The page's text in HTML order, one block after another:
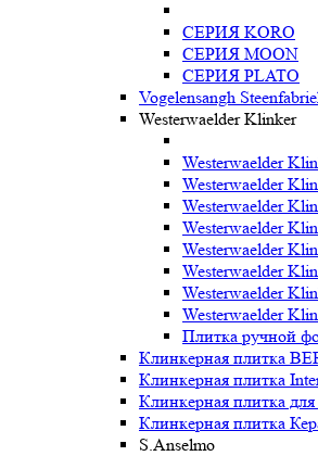
СЕРИЯ KORO
СЕРИЯ MOON
СЕРИЯ PLATO
Vogelensangh
Westerwaelder Klinker
Westerwaelder
Westerwaelder
Westerwaelder
Westerwaelder
Westerwaelder
Westerwaelder
Westerwaelder
Westerwaelder
Плитка ручной
Клинкерная плитка
Клинкерная плитка
Клинкерная плитка
Клинкерная плитка
S.Anselmo